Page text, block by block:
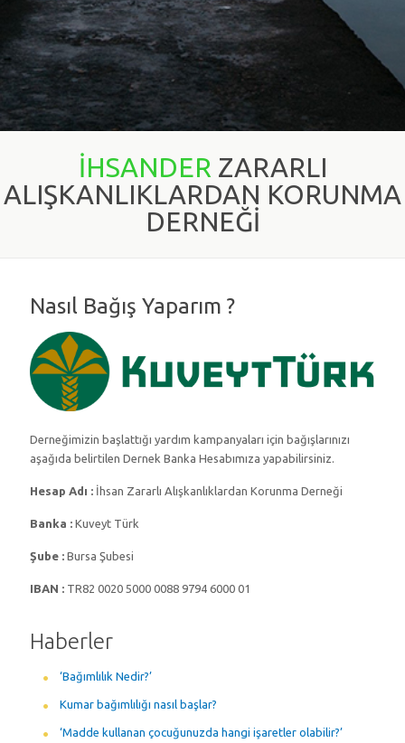
İHSANDER ZARARLI
ALIŞKANLIKLARDAN KORUNMA
DERNEĞİ
Nasıl Bağış Yaparım ?
Derneğimizin başlattığı yardım kampanyaları için bağışlarınızı
aşağıda belirtilen Dernek Banka Hesabımıza yapabilirsiniz.
Hesap Adı : İhsan Zararlı Alışkanlıklardan Korunma Derneği
Banka : Kuveyt Türk
Şube : Bursa Şubesi
IBAN : TR82 0020 5000 0088 9794 6000 01
Haberler
‘Bağımlılık Nedir?’
Kumar bağımlılığı nasıl başlar?
‘Madde kullanan çocuğunuzda hangi işaretler olabilir?’